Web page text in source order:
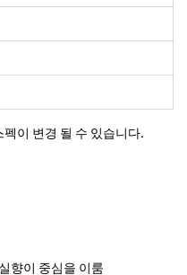
이 변경 될 수 있습니다.
향이 중심을 이룸